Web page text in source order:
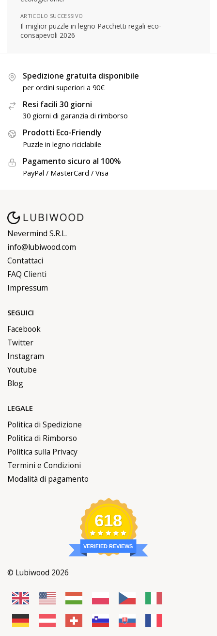
ARTICOLO SUCCESSIVO
Il miglior puzzle in legno Pacchetti regali eco-
consapevoli 2026
Spedizione gratuita disponibile
per ordini superiori a 90€
Resi facili 30 giorni
30 giorni di garanzia di rimborso
Prodotti Eco-Friendly
Puzzle in legno riciclabile
Pagamento sicuro al 100%
PayPal / MasterCard / Visa
Nevermind S.R.L.
info@lubiwood.com
Contattaci
FAQ Clienti
Impressum
SEGUICI
Facebook
Twitter
Instagram
Youtube
Blog
LEGALE
Politica di Spedizione
Politica di Rimborso
Politica sulla Privacy
Termini e Condizioni
Modalità di pagamento
618
VERIFIED REVIEWS
© Lubiwood 2026